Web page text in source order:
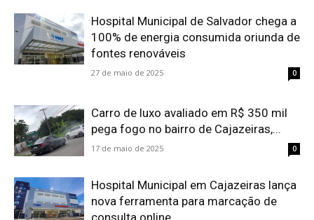
Hospital Municipal de Salvador chega a
100% de energia consumida oriunda de
fontes renováveis
27 de maio de 2025 0
Carro de luxo avaliado em R$ 350 mil
pega fogo no bairro de Cajazeiras,...
17 de maio de 2025 0
Hospital Municipal em Cajazeiras lança
nova ferramenta para marcação de